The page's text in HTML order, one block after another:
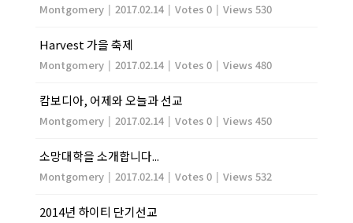
Montgomery | 2017.02.14 | Votes 0 | Views 530
Harvest 가을 축제
Montgomery | 2017.02.14 | Votes 0 | Views 480
캄보디아, 어제와 오늘과 선교
Montgomery | 2017.02.14 | Votes 0 | Views 450
소망대학을 소개합니다...
Montgomery | 2017.02.14 | Votes 0 | Views 532
2014년 하이티 단기선교